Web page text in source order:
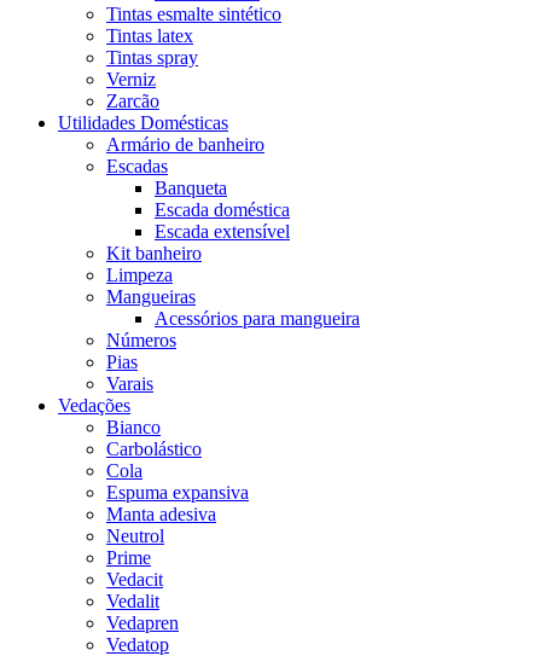
Tintas esmalte sintético
Tintas latex
Tintas spray
Verniz
Zarcão
Utilidades Domésticas
Armário de banheiro
Escadas
Banqueta
Escada doméstica
Escada extensível
Kit banheiro
Limpeza
Mangueiras
Acessórios para mangueira
Números
Pias
Varais
Vedações
Bianco
Carbolástico
Cola
Espuma expansiva
Manta adesiva
Neutrol
Prime
Vedacit
Vedalit
Vedapren
Vedatop